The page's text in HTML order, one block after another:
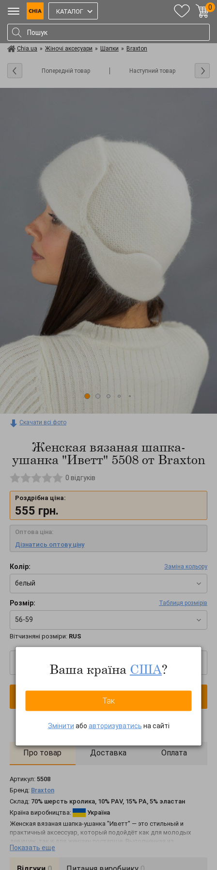
КАТАЛОГ
0
Chia.ua » Жіночі аксесуари » Шапки » Braxton
Попередній товар Наступний товар
Скачати всі фото
Женская вязаная шапка-
ушанка "Иветт" 5508 от Braxton
0 відгуків
Роздрібна ціна:
555 грн.
Оптова ціна:
Дізнатись оптову ціну
Колір: Заміна кольору
белый
Розмір: Таблиця розмірів
56-59
Вітчизняні розміри: RUS
В кошик
Про товар Доставка Оплата
Артикул: 5508
Бренд: Braxton
Склад: 70% шерсть кролика, 10% PAV, 15% PA, 5% эластан
Країна виробництва:
Україна
Женская вязаная шапка-ушанка "Иветт" — это стильный и
практичный аксессуар, который подойдёт как для молодых
девушек, так и для женщин постарше. Выполненная из
шерстяной пряжи с добавлением ангоровой шерсти, эта модель
дни. Шапка "Иветт" плотно облегает голову и надёжно
Показать еще
Ваша країна США?
Так
Змінити або авторизуватись на сайті